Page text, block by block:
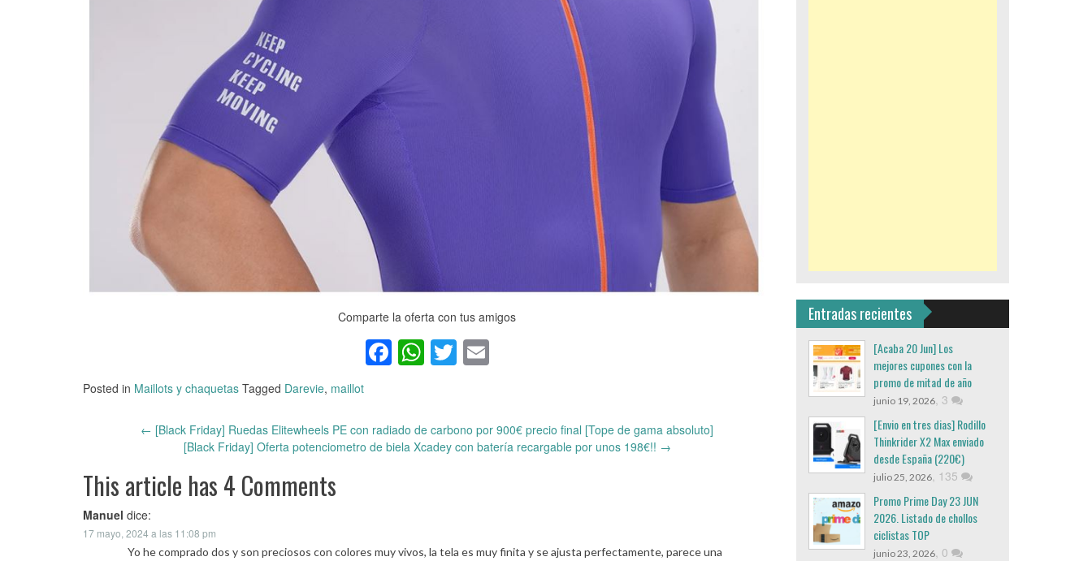
Comparte la oferta con tus amigos
Facebook
WhatsApp
Twitter
Email
Posted in Maillots y chaquetas Tagged Darevie, maillot
navigation
← [Black Friday] Ruedas Elitewheels PE con radiado de carbono por 900€ precio final [Tope de gama absoluto]
[Black Friday] Oferta potenciometro de biela Xcadey con batería recargable por unos 198€!! →
This article has 4 Comments
Manuel dice:
17 mayo, 2024 a las 11:08 pm
Yo he comprado dos y son preciosos con colores muy vivos, la tela es muy finita y se ajusta perfectamente, parece una
Entradas recientes
[Acaba 20 Jun] Los
mejores cupones con la
promo de mitad de año
junio 19, 2026, 3
[Envio en tres dias] Rodillo
Thinkrider X2 Max enviado
desde España (220€)
julio 25, 2026, 135
Promo Prime Day 23 JUN
2026. Listado de chollos
ciclistas TOP
junio 23, 2026, 0